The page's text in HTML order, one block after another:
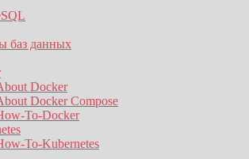
баз данных
Docker
Docker Compose
To-Docker
To-Kubernetes